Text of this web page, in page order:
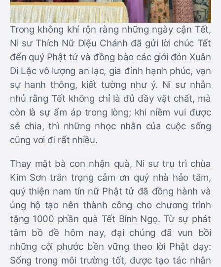
Trong không khí rộn ràng những ngày cận Tết,
Ni sư Thích Nữ Diệu Chánh đã gửi lời chúc Tết
đến quý Phật tử và đồng bào các giới đón Xuân
Di Lặc vô lượng an lạc, gia đình hạnh phúc, vạn
sự hanh thông, kiết tường như ý. Ni sư nhắn
nhủ rằng Tết không chỉ là đủ đầy vật chất, mà
còn là sự ấm áp trong lòng; khi niềm vui được
sẻ chia, thì những nhọc nhằn của cuộc sống
cũng vơi đi rất nhiều.
Thay mặt bà con nhận quà, Ni sư trụ trì chùa
Kim Sơn trân trọng cảm ơn quý nhà hảo tâm,
quý thiện nam tín nữ Phật tử đã đồng hành và
ủng hộ tạo nên thành công cho chương trình
tặng 1000 phần quà Tết Bính Ngọ. Từ sự phát
tâm bồ đề hôm nay, đại chúng đã vun bồi
những cội phước bền vững theo lời Phật dạy:
Sống trong môi trường tốt, được tạo tác nhân